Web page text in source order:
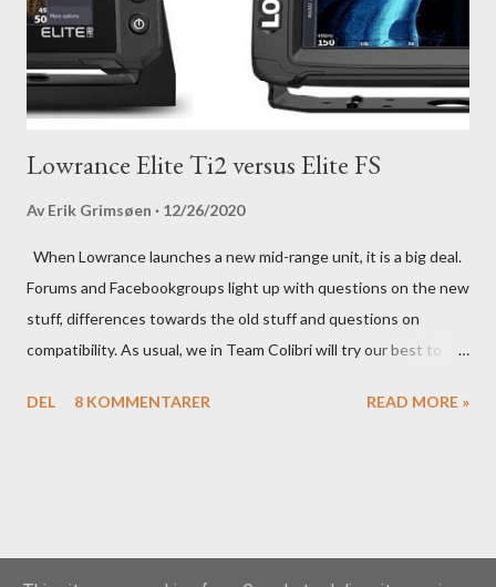
Lowrance Elite Ti2 versus Elite FS
Av Erik Grimsøen 12/26/2020
When Lowrance launches a new mid-range unit, it is a big deal.
Forums and Facebookgroups light up with questions on the new
stuff, differences towards the old stuff and questions on
compatibility. As usual, we in Team Colibri will try our best to
in-your-boat approach.
DEL 8 KOMMENTARER READ MORE »